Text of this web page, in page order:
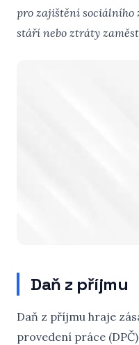
pro zajištění sociálního
stáří nebo ztráty
Daň z příjmu
Daň z příjmu hraje
provedení práce